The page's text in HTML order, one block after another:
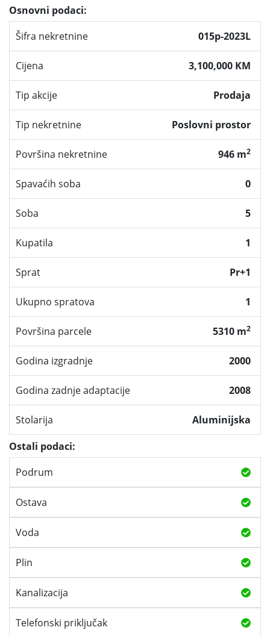
Osnovni podaci:
Šifra nekretnine
015p-2023L
Cijena 3,100,000 KM
Tip akcije Prodaja
Tip nekretnine Poslovni prostor
Površina nekretnine 946 m2
Spavaćih soba 0
Soba 5
Kupatila 1
Sprat Pr+1
Ukupno spratova 1
Površina parcele 5310 m2
Godina izgradnje 2000
Godina zadnje adaptacije 2008
Stolarija
Aluminijska
Ostali podaci:
Podrum
Ostava
Voda
Plin
Kanalizacija
Telefonski priključak